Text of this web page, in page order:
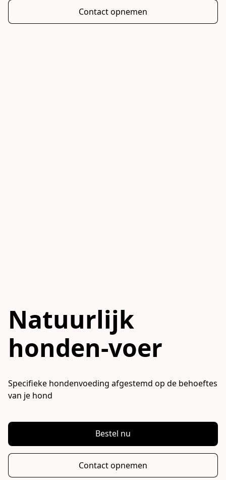
Contact opnemen
Natuurlijk
honden-voer
Specifieke hondenvoeding afgestemd op de behoeftes
van je hond
Bestel nu
Contact opnemen